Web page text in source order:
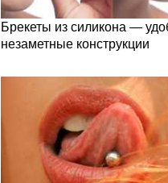
Брекеты из силикона —
незаметные конструкции